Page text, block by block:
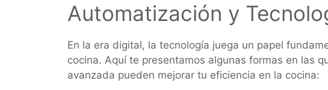
Automatización y
En la era digital, la tecnología juega un papel
cocina. Aquí te presentamos algunas formas en las
avanzada pueden mejorar tu eficiencia en la cocina: